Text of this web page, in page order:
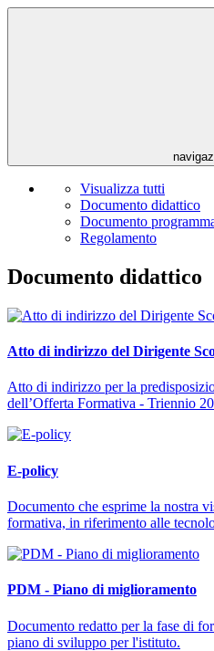
Visualizza tutti
Documento didattico
Documento
Regolamento
Documento didattico
Atto di indirizzo del Dirigente
Atto di indirizzo per la
dell’Offerta Formativa - Triennio
E-policy
Documento che esprime la nostra
formativa, in riferimento alle
PDM - Piano di miglioramento
Documento redatto per la fase di
piano di sviluppo per l'istituto.